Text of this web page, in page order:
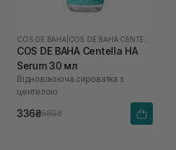
COS DE BAHA
COS DE BAHA Centella HA
Serum 30 мл
Відновлююча сироватка з
центелою
336₴560₴